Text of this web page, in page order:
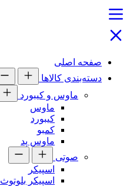
صفحه اصلی
دسته‌بندی کالاها
ماوس و کیبورد
ماوس
کیبورد
کمبو
ماوس پد
صوتی
اسپیکر
اسپیکر بلوتوث